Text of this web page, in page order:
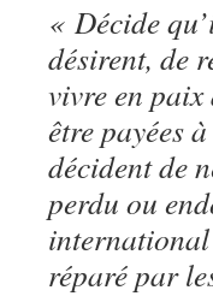
« Décide
désirent, de
vivre en paix
être payées
décident de
perdu ou
international
réparé par